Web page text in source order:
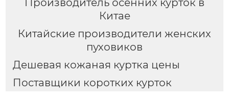
Производитель осенних курток в
Китае
Китайские производители женских
пуховиков
Дешевая кожаная куртка цены
Поставщики коротких курток